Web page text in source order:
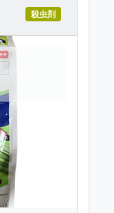
殺虫剤